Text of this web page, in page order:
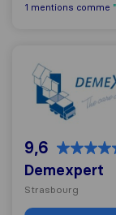
1 mentions comme
Demexpert
9,6
Demexpert
Strasbourg